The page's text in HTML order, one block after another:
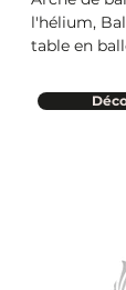
l'hélium,
table en